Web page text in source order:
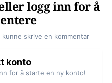
logg inn for å
skrive en kommentar
konto
for å starte en ny konto!